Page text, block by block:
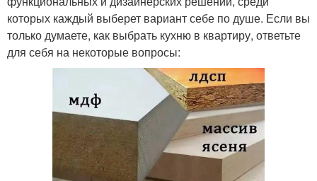
которых каждый выберет вариант себе по душе. Если вы
только думаете, как выбрать кухню в квартиру, ответьте
для себя на некоторые вопросы: